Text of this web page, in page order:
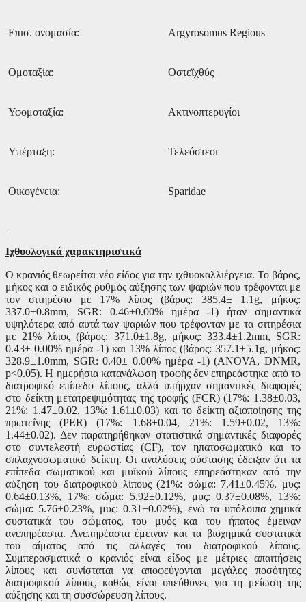
Επισ. ονομασία: Argyrosomus Regious
Ομοταξία: Οστεϊχθύς
Υφομοταξία: Ακτινοπτερυγίοι
Υπέρταξη: Τελεόστεοι
Οικογένεια: Sparidae
Ιχθυολογικά χαρακτηριστικά
Ο κρανιός θεωρείται νέο είδος για την ιχθυοκαλλιέργεια. Το βάρος,
μήκος και ο ειδικός ρυθμός αύξησης των ψαριών που τρέφονται με
τον σιτηρέσιο με 17% λίπος (βάρος: 385.4± 1.1 g, μήκος:
337.0±0.8mm, SGR: 0.46±0.00% ημέρα -1) ήταν σημαντικά
υψηλότερα από αυτά των ψαριών που τρέφονταν με τα σιτηρέσια
με 21% λίπος (βάρος: 371.0±1.8g, μήκος: 333.4±1.2mm, SGR:
0.43± 0.00% ημέρα -1) και 13% λίπος (βάρος: 357.1±5.1 g, μήκος:
328.9±1.0mm, SGR:0.40± 0.00% ημέρα -1)(ANOVA, DNMR,
p<0.05).Η ημερήσια κατανάλωση τροφής δεν επηρεάστηκε από το
διατροφικό επίπεδο λίπους, αλλά υπήρχαν σημαντικές διαφορές
στο δείκτη μετατρεψιμότητας της τροφής (FCR)(17%: 1.38±0.03,
21%: 1.47±0.02, 13%: 1.61±0.03) και το δείκτη αξιοποίησης της
πρωτεΐνης(PER)(17%: 1.68±0.04, 21%: 1.59±0.02, 13%:
1.44±0.02). Δεν παρατηρήθηκαν στατιστικά σημαντικές διαφορές
στο συντελεστή ευρωστίας (CF), τον ηπατοσωματικό και το
σπλαχνοσωματικό δείκτη. Οι αναλύσεις σύστασης έδειξαν ότι τα
επίπεδα σωματικού και μυϊκού λίπους επηρεάστηκαν από την
αύξηση του διατροφικού λίπους (21%: σώμα: 7.41±0.45%, μυς:
0.64±0.13%, 17%: σώμα: 5.92±0.12%, μυς: 0.37±0.08%, 13%:
σώμα: 5.76±0.23%, μυς: 0.31±0.02%), ενώ τα υπόλοιπα χημικά
συστατικά του σώματος, του μυός και του ήπατος έμειναν
ανεπηρέαστα. Ανεπηρέαστα έμειναν και τα βιοχημικά συστατικά
του αίματος από τις αλλαγές του διατροφικού λίπους.
Συμπερασματικά ο κρανιός είναι είδος με μέτριες απαιτήσεις
λίπους και συνίσταται να αποφεύγονται μεγάλες ποσότητες
διατροφικού λίπους, καθώς είναι υπεύθυνες για τη μείωση της
αύξησης και τη συσσώρευση λίπους.